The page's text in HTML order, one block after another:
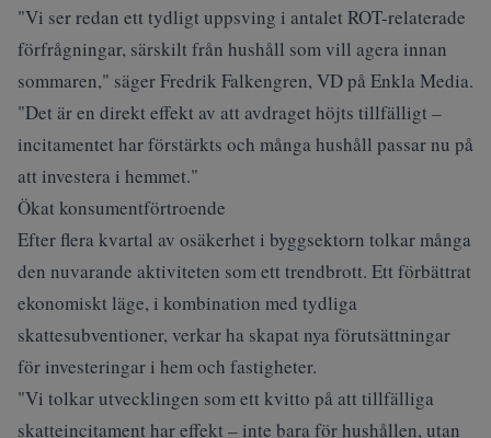
"Vi ser redan ett tydligt uppsving i antalet ROT-relaterade
förfrågningar, särskilt från hushåll som vill agera innan
sommaren," säger Fredrik Falkengren, VD på Enkla Media.
"Det är en direkt effekt av att avdraget höjts tillfälligt –
incitamentet har förstärkts och många hushåll passar nu på
att investera i hemmet."
Ökat konsumentförtroende
Efter flera kvartal av osäkerhet i byggsektorn tolkar många
den nuvarande aktiviteten som ett trendbrott. Ett förbättrat
ekonomiskt läge, i kombination med tydliga
skattesubventioner, verkar ha skapat nya förutsättningar
för investeringar i hem och fastigheter.
"Vi tolkar utvecklingen som ett kvitto på att tillfälliga
skatteincitament har effekt – inte bara för hushållen, utan